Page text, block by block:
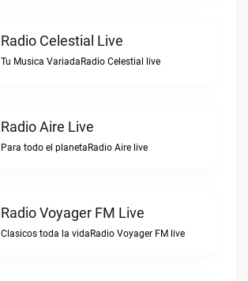
Radio Celestial Live
Tu Musica VariadaRadio Celestial live
Radio Aire Live
Para todo el planetaRadio Aire live
Radio Voyager FM Live
Clasicos toda la vidaRadio Voyager FM live